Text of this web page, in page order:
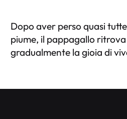
Dopo aver perso quasi
piume, il pappagallo ritrova
gradualmente la gioia di